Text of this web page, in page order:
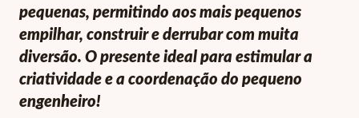
pequenas, permitindo aos mais pequenos
empilhar, construir e derrubar com muita
diversão. O presente ideal para estimular a
criatividade e a coordenação do pequeno
engenheiro!